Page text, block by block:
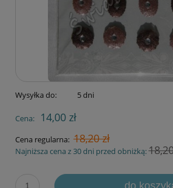
Wysyłka do: 5 dni
Cena: 14,00 zł
Cena regularna: 18,20 zł
Najniższa cena z 30 dni przed obniżką:
do